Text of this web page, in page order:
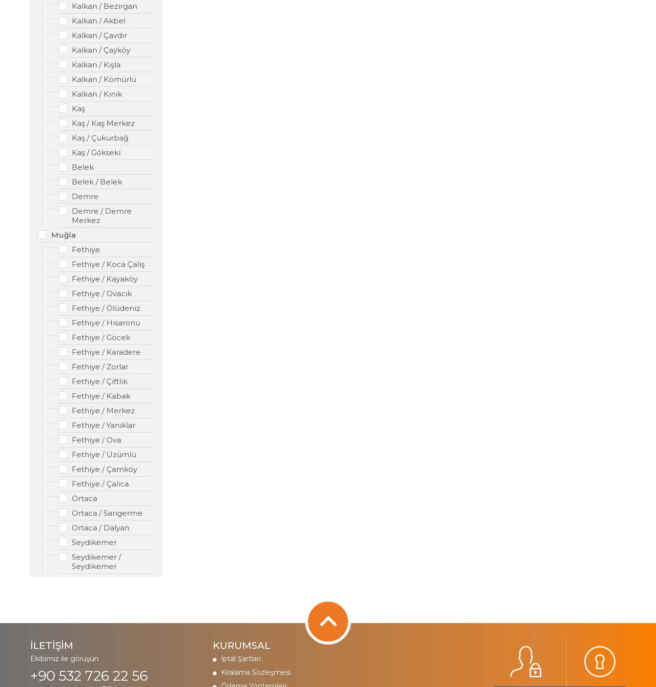
Kalkan / Bezirgan
Kalkan / Akbel
Kalkan / Çavdır
Kalkan / Çayköy
Kalkan / Kışla
Kalkan / Kömürlü
Kalkan / Kınık
Kaş
Kaş / Kaş Merkez
Kaş / Çukurbağ
Kaş / Gökseki
Belek
Belek / Belek
Demre
Demre / Demre
Merkez
Muğla
Fethiye
Fethiye / Koca Çaliş
Fethiye / Kayaköy
Fethiye / Ovacık
Fethiye / Ölüdeniz
Fethiye / Hisaronu
Fethiye / Göcek
Fethiye / Karadere
Fethiye / Zorlar
Fethiye / Çiftlik
Fethiye / Kabak
Fethiye / Merkez
Fethiye / Yanıklar
Fethiye / Ova
Fethiye / Üzümlü
Fethiye / Çamköy
Fethiye / Çalıca
Ortaca
Ortaca / Sarıgerme
Ortaca / Dalyan
Seydikemer
Seydikemer /
Seydikemer
İLETİŞİM
Ekibimiz ile görüşün
+90 532 726 22 56
KURUMSAL
İptal Şartları
Kiralama Sözleşmesi